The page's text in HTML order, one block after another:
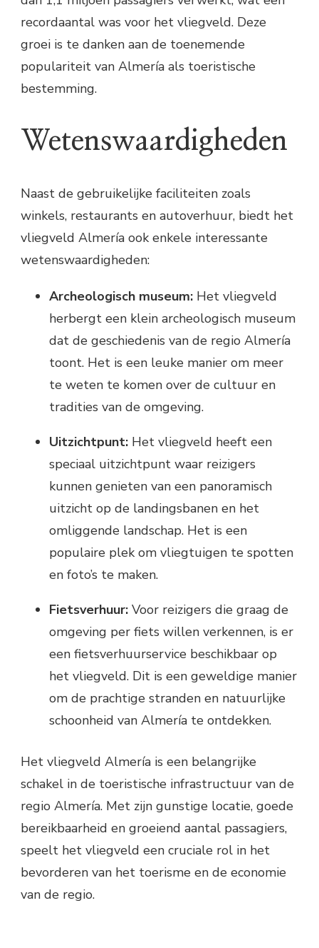
recordaantal was voor het vliegveld. Deze
groei is te danken aan de toenemende
populariteit van Almería als toeristische
bestemming.
Wetenswaardigheden
Naast de gebruikelijke faciliteiten zoals
winkels, restaurants en autoverhuur, biedt het
vliegveld Almería ook enkele interessante
wetenswaardigheden:
Archeologisch museum: Het vliegveld
herbergt een klein archeologisch museum
dat de geschiedenis van de regio Almería
toont. Het is een leuke manier om meer
te weten te komen over de cultuur en
tradities van de omgeving.
Uitzichtpunt: Het vliegveld heeft een
speciaal uitzichtpunt waar reizigers
kunnen genieten van een panoramisch
uitzicht op de landingsbanen en het
omliggende landschap. Het is een
populaire plek om vliegtuigen te spotten
en foto’s te maken.
Fietsverhuur: Voor reizigers die graag de
omgeving per fiets willen verkennen, is er
een fietsverhuurservice beschikbaar op
het vliegveld. Dit is een geweldige manier
om de prachtige stranden en natuurlijke
schoonheid van Almería te ontdekken.
Het vliegveld Almería is een belangrijke
schakel in de toeristische infrastructuur van de
regio Almería. Met zijn gunstige locatie, goede
bereikbaarheid en groeiend aantal passagiers,
speelt het vliegveld een cruciale rol in het
bevorderen van het toerisme en de economie
van de regio.